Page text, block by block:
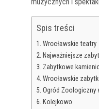
Spis treści
Wrocławskie teatry
Najważniejsze
Zabytkowe
Wrocławskie
Ogród Zoologiczny
Kolejkowo